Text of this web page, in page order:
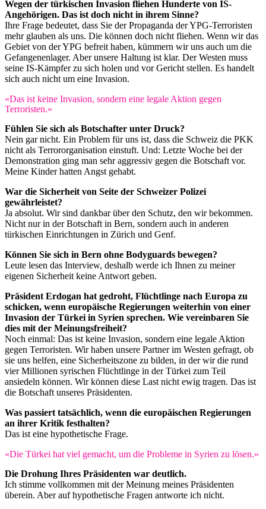
Wegen der türkischen Invasion fliehen Hunderte von IS-
Angehörigen. Das ist doch nicht in ihrem Sinne?
Ihre Frage bedeutet, dass Sie der Propaganda der YPG-Terroristen
mehr glauben als uns. Die können doch nicht fliehen. Wenn wir das
Gebiet von der YPG befreit haben, kümmern wir uns auch um die
Gefangenenlager. Aber unsere Haltung ist klar. Der Westen muss
seine IS-Kämpfer zu sich holen und vor Gericht stellen. Es handelt
sich auch nicht um eine Invasion.
«Das ist keine Invasion, sondern eine legale Aktion gegen
Terroristen.»
Fühlen Sie sich als Botschafter unter Druck?
Nein gar nicht. Ein Problem für uns ist, dass die Schweiz die PKK
nicht als Terrororganisation einstuft. Und: Letzte Woche bei der
Demonstration ging man sehr aggressiv gegen die Botschaft vor.
Meine Kinder hatten Angst gehabt.
War die Sicherheit von Seite der Schweizer Polizei
gewährleistet?
Ja absolut. Wir sind dankbar über den Schutz, den wir bekommen.
Nicht nur in der Botschaft in Bern, sondern auch in anderen
türkischen Einrichtungen in Zürich und Genf.
Können Sie sich in Bern ohne Bodyguards bewegen?
Leute lesen das Interview, deshalb werde ich Ihnen zu meiner
eigenen Sicherheit keine Antwort geben.
Präsident Erdogan hat gedroht, Flüchtlinge nach Europa zu
schicken, wenn europäische Regierungen weiterhin von einer
Invasion der Türkei in Syrien sprechen. Wie vereinbaren Sie
dies mit der Meinungsfreiheit?
Noch einmal: Das ist keine Invasion, sondern eine legale Aktion
gegen Terroristen. Wir haben unsere Partner im Westen gefragt, ob
sie uns helfen, eine Sicherheitszone zu bilden, in der wir die rund
vier Millionen syrischen Flüchtlinge in der Türkei zum Teil
ansiedeln können. Wir können diese Last nicht ewig tragen. Das ist
die Botschaft unseres Präsidenten.
Was passiert tatsächlich, wenn die europäischen Regierungen
an ihrer Kritik festhalten?
Das ist eine hypothetische Frage.
«Die Türkei hat viel gemacht, um die Probleme in Syrien zu lösen.»
Die Drohung Ihres Präsidenten war deutlich.
Ich stimme vollkommen mit der Meinung meines Präsidenten
überein. Aber auf hypothetische Fragen antworte ich nicht.